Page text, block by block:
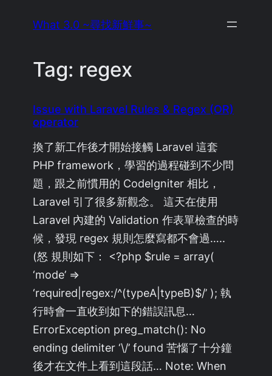
What 3.0 ~尋找新鮮事~
Tag: regex
Issue with Laravel Rules & Regex (OR)
operator
換了新工作後才開始接觸 Laravel 這套
PHP framework，學習的過程碰到不少問
題，跟之前慣用的 CodeIgniter 相比，
Laravel 引了很多新觀念。 這天在使用
Laravel 內建的 Validation 作表單檢查的時
候，發現 regex 規則怎麼寫都不會過…..
(怒 規則如下： <?php $rule = array(
‘mode’ =>
‘required|regex:/^(typeA|typeB)$/’ ); 執
行時會一直收到如下的錯誤訊息…
ErrorException preg_match(): No
ending delimiter ‘\/’ found 苦惱了十分鐘
後才在文件上看到這段話… Note: When